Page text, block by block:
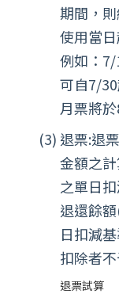
期間，
使用當
例如：7/
可自7/
月票將
退票:退
金額之
之單日
退還餘
日扣減
扣除者
退票試算